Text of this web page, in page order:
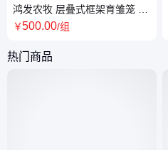
鸿发农牧 层叠式框架育雏笼 H
型大规模育养鸡蛋鸡设备 结实
￥500.00/组
热门商品